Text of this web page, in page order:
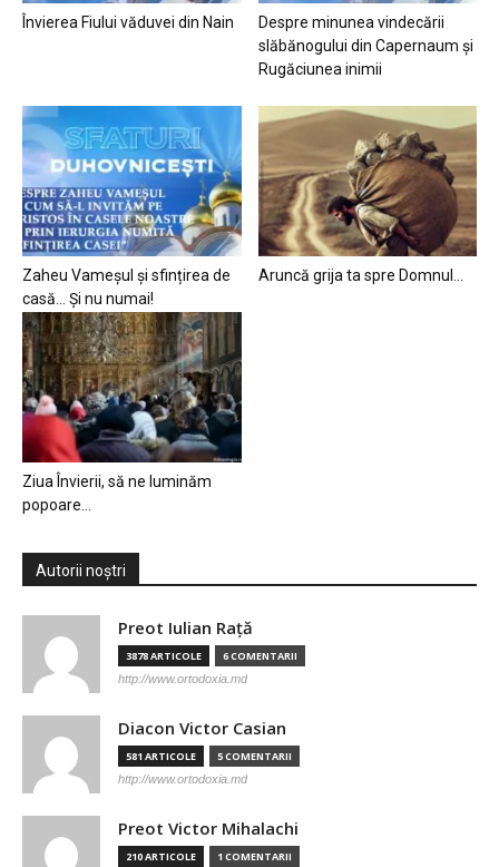
Învierea Fiului văduvei din Nain
Despre minunea vindecării
slăbănogului din Capernaum și
Rugăciunea inimii
Zaheu Vameșul și sfințirea de
casă… Și nu numai!
Aruncă grija ta spre Domnul…
Ziua Învierii, să ne luminăm
popoare…
Autorii noștri
Preot Iulian Raţă
3878 ARTICOLE 6 COMENTARII
http://www.ortodoxia.md
Diacon Victor Casian
581 ARTICOLE 5 COMENTARII
http://www.ortodoxia.md
Preot Victor Mihalachi
210 ARTICOLE 1 COMENTARII